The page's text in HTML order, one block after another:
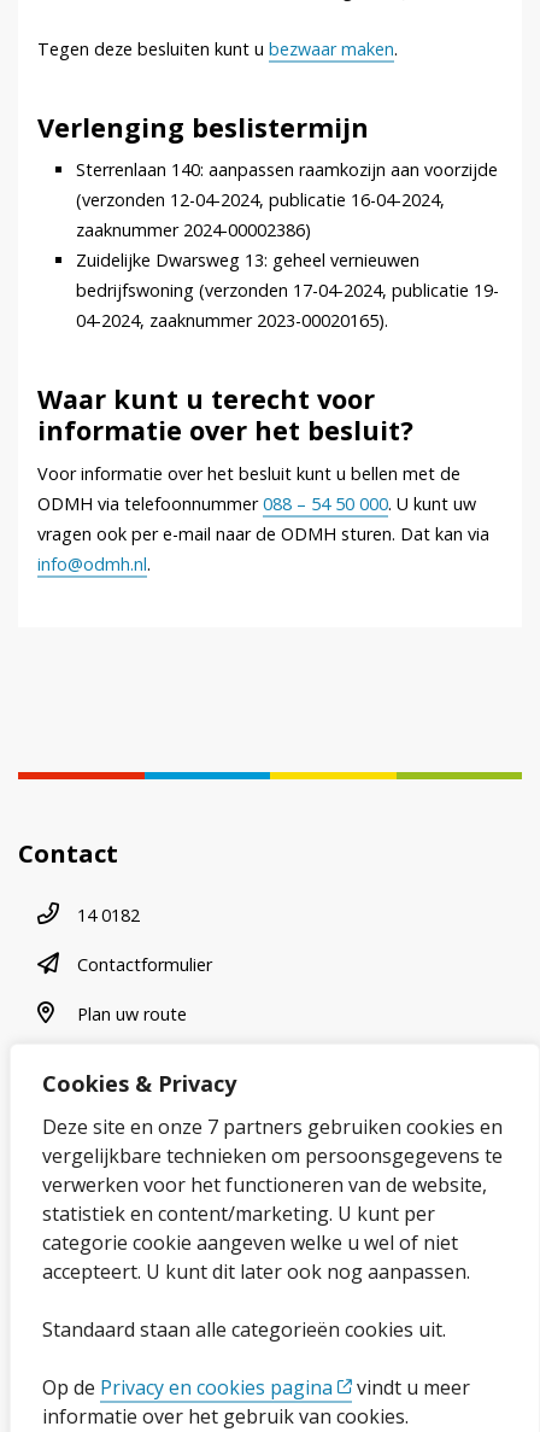
Cookies & Privacy
Deze site en onze 7 partners gebruiken cookies en
vergelijkbare technieken om persoonsgegevens te
verwerken voor het functioneren van de website,
statistiek en content/marketing. U kunt per
categorie cookie aangeven welke u wel of niet
accepteert. U kunt dit later ook nog aanpassen.
Standaard staan alle categorieën cookies uit.
Op de Privacy en cookies pagina
vindt u meer
informatie over het gebruik van cookies.
Tegen deze besluiten kunt u bezwaar maken.
Verlenging beslistermijn
Sterrenlaan 140: aanpassen raamkozijn aan voorzijde
(verzonden 12-04-2024, publicatie 16-04-2024,
zaaknummer 2024-00002386)
Zuidelijke Dwarsweg 13: geheel vernieuwen
bedrijfswoning (verzonden 17-04-2024, publicatie 19-
04-2024, zaaknummer 2023-00020165).
Waar kunt u terecht voor
informatie over het besluit?
Voor informatie over het besluit kunt u bellen met de
ODMH via telefoonnummer088 – 54 50 000. U kunt uw
vragen ook per e-mail naar de ODMH sturen. Dat kan via
info@odmh.nl.
Contact
Telefoonnummer
14 0182
contactformulier
Contactformulier
plan uw route
Plan uw route
Over onze website
Sitemap
Privacybeleid en cookies
Cookies wijzigen
Ga naar de pagina